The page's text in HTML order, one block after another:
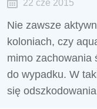
22 cze 2015
Nie zawsze
koloniach, czy
mimo zachowania
do wypadku. W
się